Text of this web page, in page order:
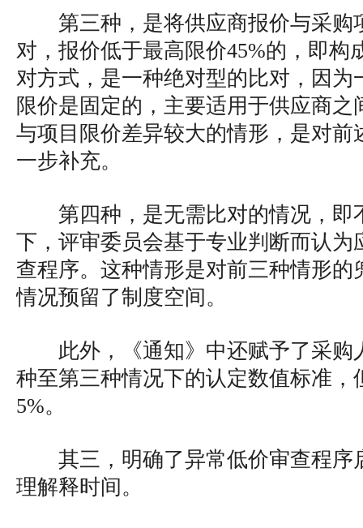
第三种，是将供应商报价与采购
对，报价低于最高限价45%的，即构
对方式，是一种绝对型的比对，因为
限价是固定的，主要适用于供应商之
与项目限价差异较大的情形，是对前
一步补充。
第四种，是无需比对的情况，即
下，评审委员会基于专业判断而认为
查程序。这种情形是对前三种情形的
情况预留了制度空间。
此外，《通知》中还赋予了采购
种至第三种情况下的认定数值标准，
5%。
其三，明确了异常低价审查程序
理解释时间。